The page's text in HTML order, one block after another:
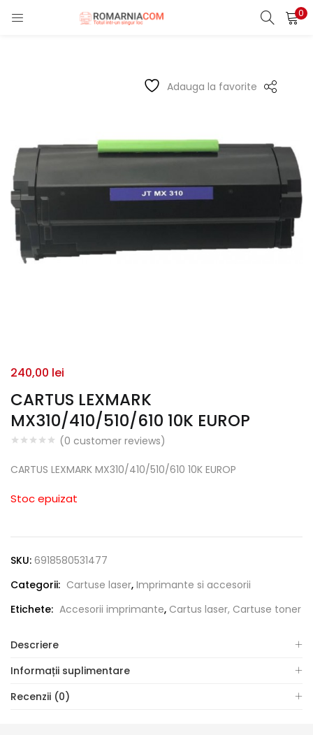
0
LOGIN REGISTER
Remember me
Adauga la favorite
CARTUS LEXMARK
MX310/410/510/610 10K EUROP
(0 customer reviews)
240,00 lei
CARTUS LEXMARK MX310/410/510/610 10K EUROP
Stoc epuizat
SKU: 6918580531477
Categorii: Cartuse laser, Imprimante si accesorii
Etichete: Accesorii imprimante, Cartus laser, Cartuse toner
Descriere
Informații suplimentare
Recenzii (0)